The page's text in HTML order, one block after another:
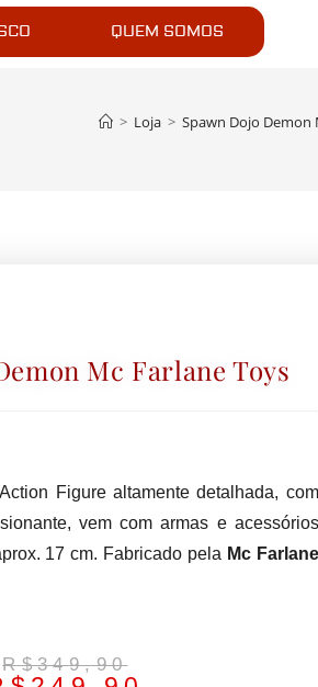
QUEM SOMOS
> Loja > Spawn Dojo Demon
Mc Farlane Toys
Figure altamente detalhada, com
vem com armas e acessórios
17 cm. Fabricado pela Mc Farlane
R$349,90